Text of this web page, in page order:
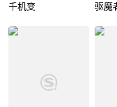
千机变 驱魔